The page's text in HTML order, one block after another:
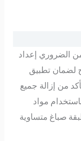
الضروري إعداد
لضمان تطبيق
من إزالة جميع
مواد
صباغ متساوية